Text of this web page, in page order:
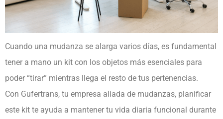
Cuando una mudanza se alarga varios días, es fundamental
tener a mano un kit con los objetos más esenciales para
poder “tirar” mientras llega el resto de tus pertenencias.
Con Gufertrans, tu empresa aliada de mudanzas, planificar
este kit te ayuda a mantener tu vida diaria funcional durante